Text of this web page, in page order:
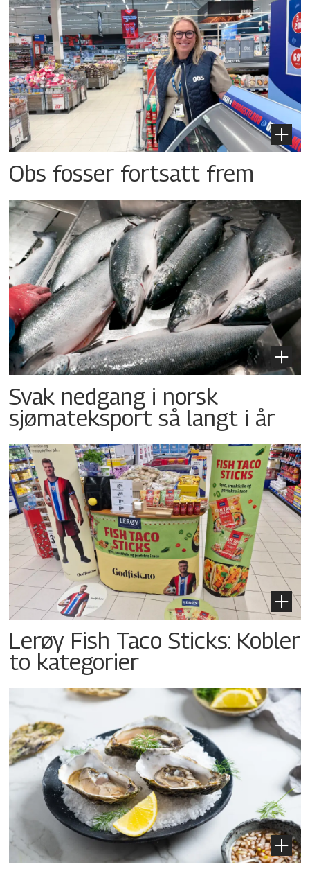
Obs fosser fortsatt frem
Svak nedgang i norsk
sjømateksport så langt i år
Lerøy Fish Taco Sticks: Kobler
to kategorier